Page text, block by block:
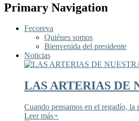
Primary Navigation
Fecoreva
Quiénes somos
Bienvenida del presidente
Noticias
LAS ARTERIAS DE
Cuando pensamos en el regadío, la
Leer más+